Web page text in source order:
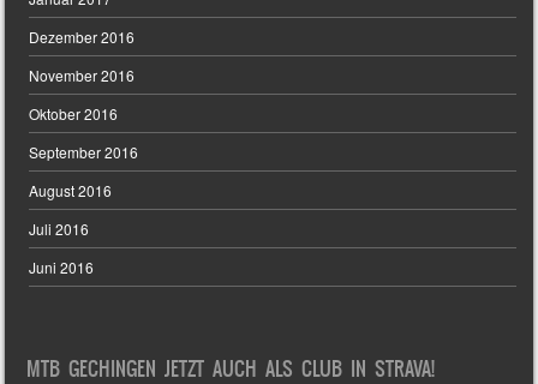
Dezember 2016
November 2016
Oktober 2016
September 2016
August 2016
Juli 2016
Juni 2016
MTB GECHINGEN JETZT AUCH ALS CLUB IN STRAVA!